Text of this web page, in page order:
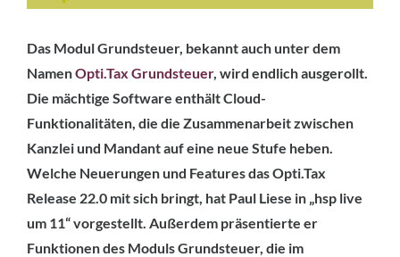
Das Modul Grundsteuer, bekannt auch unter dem
NamenOpti.Tax Grundsteuer, wird endlich ausgerollt.
Die mächtige Software enthält Cloud-
Funktionalitäten, die die Zusammenarbeit zwischen
Kanzlei und Mandant auf eine neue Stufe heben.
Welche Neuerungen und Features das Opti.Tax
Release 22.0 mit sich bringt, hat Paul Liese in „hsp live
um 11“ vorgestellt. Außerdem präsentierte er
Funktionen des Moduls Grundsteuer, die im